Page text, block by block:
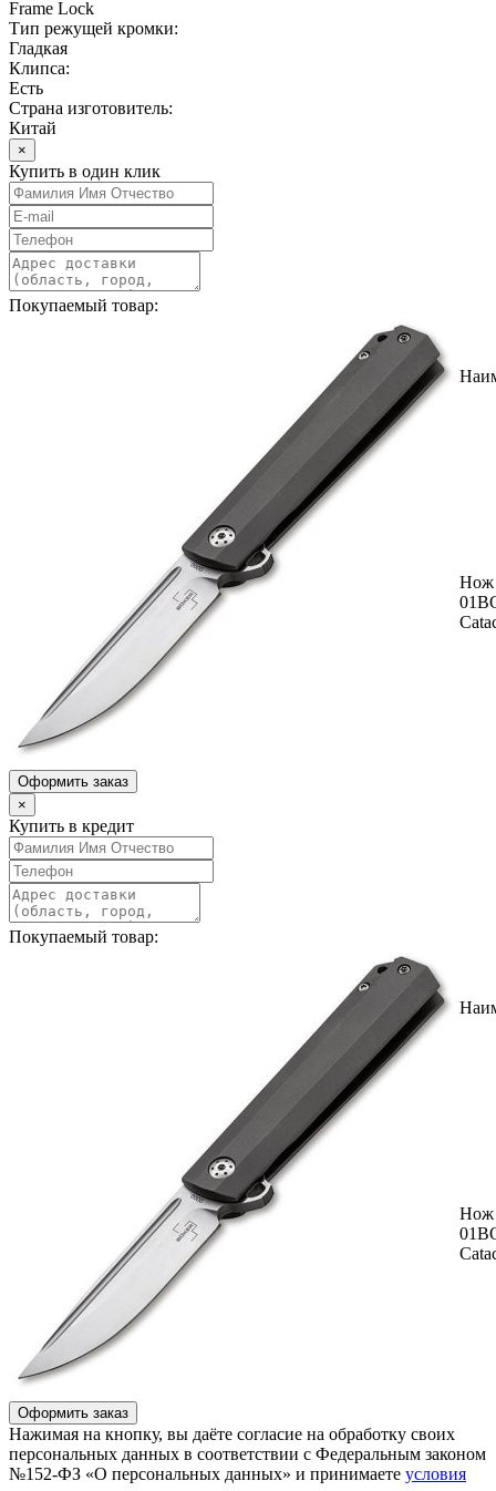
Frame Lock
Тип режущей кромки:
Гладкая
Клипса:
Есть
Страна изготовитель:
Китай
×
Купить в один клик
Покупаемый товар:
Нож
Оформить заказ
×
Купить в кредит
Покупаемый товар:
Нож
Оформить заказ
Нажимая на кнопку, вы даёте согласие на обработку своих
персональных данных в соответствии с Федеральным законом
№152-ФЗ «О персональных данных» и принимаете условия